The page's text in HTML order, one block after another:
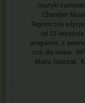
muzyki
Chamber
Tegoroczna
od 13
programie, z
coś dla siebie.
Marta Staszak,